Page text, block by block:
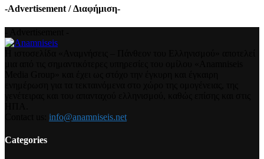
-Advertisement / Διαφήμιση-
info@anamniseis.net
Categories